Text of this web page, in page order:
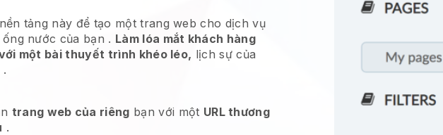
tảng này để tạo một trang web cho dịch vụ
nước của bạn . Làm lóa mắt khách hàng
một bài thuyết trình khéo léo, lịch sự của
.
trang web của riêng bạn với một URL thương
.